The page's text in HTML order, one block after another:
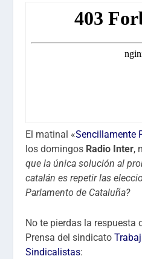
El matinal «Sencillamente
los domingos Radio Inter,
que la única solución al
catalán es repetir las
Parlamento de Cataluña?
No te pierdas la respuesta
Prensa del sindicato
Sindicalistas: